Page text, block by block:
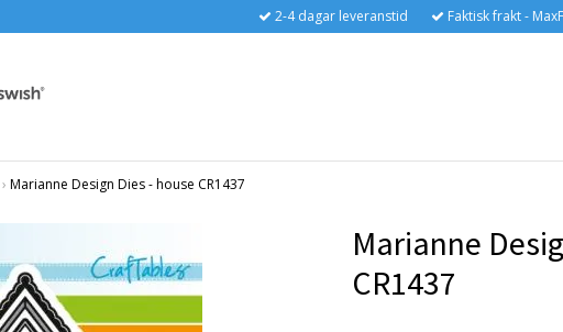
2-4 dagar leveranstid Faktisk frakt -
› Marianne Design Dies - house CR1437
Marianne
CR1437